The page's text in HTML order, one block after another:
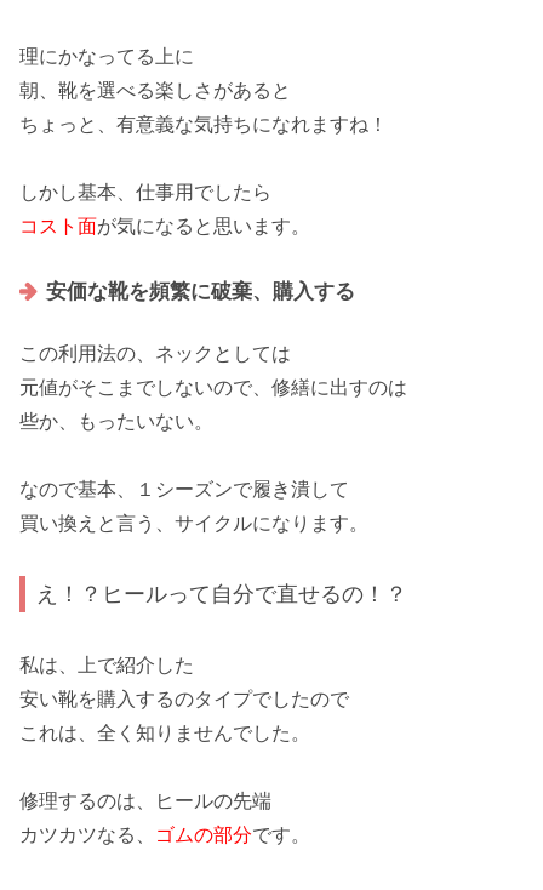
理にかなってる上に
朝、靴を選べる楽しさ があると
ちょっと、 有意義な気持ちになれますね！
しかし基本、 仕事用 でしたら
コスト面が気になると思います。
安価な靴を頻繁に破棄、購入する
この利用法の、 ネック としては
元値がそこまでしないので、修繕に出すのは
些か、
もったいない。
なので基本、 １シーズンで履き潰して
買い換え と言う、サイクルになります。
え！？ヒールって自分で直せるの！？
私は、上で紹介した
安い靴を購入するのタイプでしたので
これは、全く知りませんでした。
修理するのは、ヒールの先端
カツカツなる、
ゴムの部分です。